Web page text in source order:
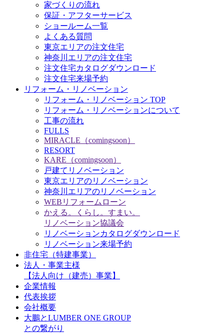
家づくりの流れ
保証・アフターサービス
ショールーム一覧
よくある質問
東京エリアの注文住宅
神奈川エリアの注文住宅
注文住宅カタログダウンロード
注文住宅来場予約
リフォーム・リノベーション
リフォーム・リノベーション TOP
リフォーム・リノベーションについて
工事の流れ
FULLS
MIRACLE（comingsoon）
RESORT
KARE（comingsoon）
戸建てリノベーション
東京エリアのリノベーション
神奈川エリアのリノベーション
WEBリフォームローン
かえる。くらし。すまい。
リノベーション協議会
リノベーションカタログダウンロード
リノベーション来場予約
非住宅（特建事業）
法人・事業主様
【法人向け（建売）事業】
企業情報
代表挨拶
会社概要
大鵬とLUMBER ONE GROUP
との繋がり